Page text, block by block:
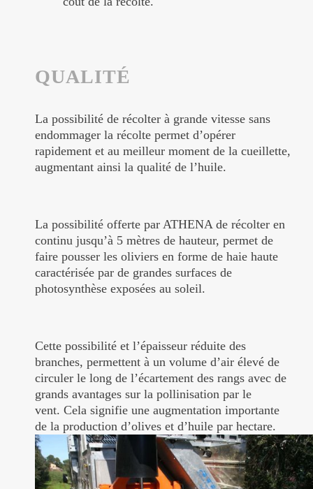
QUALITÉ
La possibilité de récolter à grande vitesse sans
endommager la récolte permet d’opérer
rapidement et au meilleur moment de la cueillette,
augmentant ainsi la qualité de l’huile.
La possibilité offerte par ATHENA de récolter en
continu jusqu’à 5 mètres de hauteur, permet de
faire pousser les oliviers en forme de haie haute
caractérisée par de grandes surfaces de
photosynthèse exposées au soleil.
Cette possibilité et l’épaisseur réduite des
branches, permettent à un volume d’air élevé de
circuler le long de l’écartement des rangs avec de
grands avantages sur la pollinisation par le
vent. Cela signifie une augmentation importante
de la production d’olives et d’huile par hectare.